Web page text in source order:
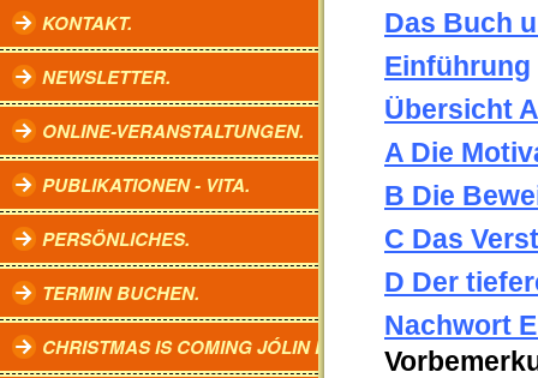
KONTAKT.
NEWSLETTER.
ONLINE-VERANSTALTUNGEN.
PUBLIKATIONEN - VITA.
PERSÖNLICHES.
TERMIN BUCHEN.
CHRISTMAS IS COMING JÓLIN KOMA.
Das Buch
Einführung
Übersicht
A Die
B Die
C Das
D Der
Nachwort